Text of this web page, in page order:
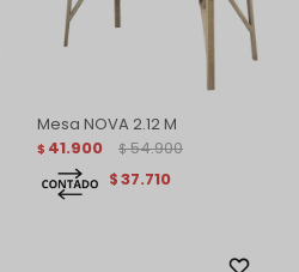
Mesa NOVA 2.12 M
$ 41.900 $ 54.900
$37.710